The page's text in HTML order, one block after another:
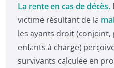
La rente en cas de décès.
victime résultant de la
les ayants droit (conjoint,
enfants à charge)
survivants calculée en